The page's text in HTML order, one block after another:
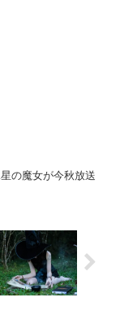
の魔女が今秋放送